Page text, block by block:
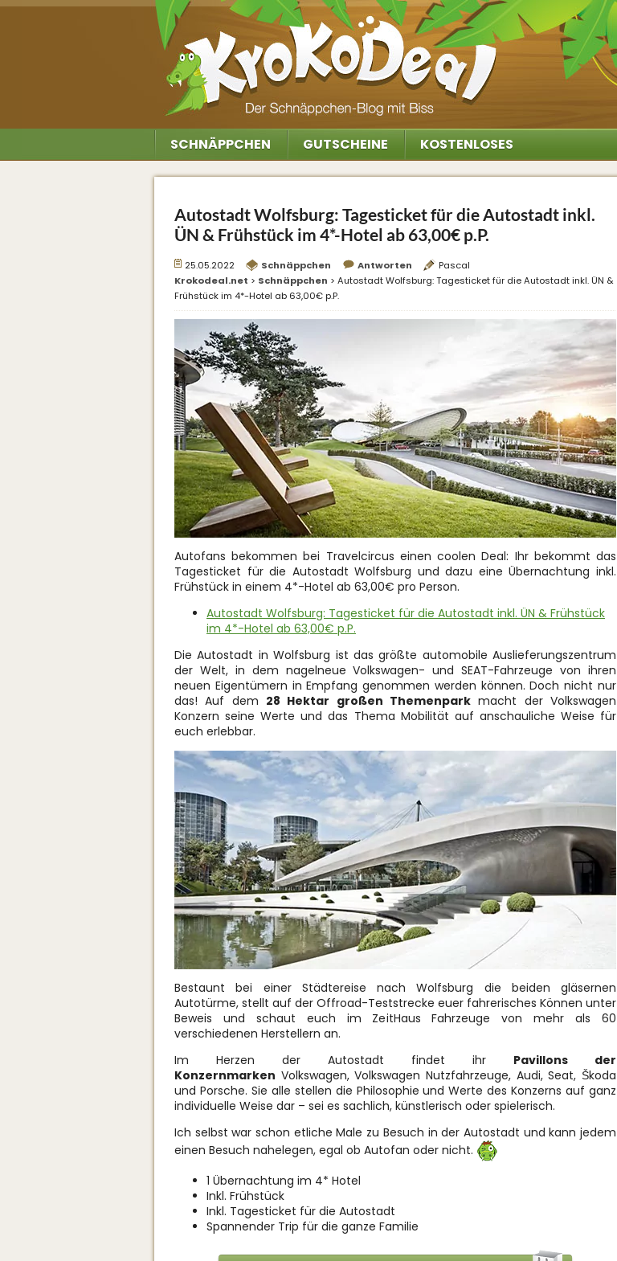
SCHNÄPPCHEN GUTSCHEINE KOSTENLOSES
Autostadt Wolfsburg: Tagesticket für die Autostadt inkl.
ÜN & Frühstück im 4*-Hotel ab 63,00€ p.P.
25.05.2022 Schnäppchen Antworten
Pascal
Krokodeal.net > Schnäppchen > Autostadt Wolfsburg: Tagesticket für die Autostadt inkl. ÜN &
Frühstück im 4*-Hotel ab 63,00€ p.P.
Autofans bekommen bei Travelcircus einen coolen Deal: Ihr bekommt das
Tagesticket für die Autostadt Wolfsburg und dazu eine Übernachtung inkl.
Frühstück in einem 4*-Hotel ab 63,00€ pro Person.
Autostadt Wolfsburg: Tagesticket für die Autostadt inkl. ÜN & Frühstück
im 4*-Hotel ab 63,00€ p.P.
Die Autostadt in Wolfsburg ist das größte automobile Auslieferungszentrum
der Welt, in dem nagelneue Volkswagen- und SEAT-Fahrzeuge von ihren
neuen Eigentümern in Empfang genommen werden können. Doch nicht nur
das! Auf dem 28 Hektar großen Themenpark macht der Volkswagen
Konzern seine Werte und das Thema Mobilität auf anschauliche Weise für
euch erlebbar.
Bestaunt bei einer Städtereise nach Wolfsburg die beiden gläsernen
Autotürme, stellt auf der Offroad-Teststrecke euer fahrerisches Können unter
Beweis und schaut euch im ZeitHaus Fahrzeuge von mehr als 60
verschiedenen Herstellern an.
Im Herzen der Autostadt findet ihr Pavillons der
Konzernmarken Volkswagen, Volkswagen Nutzfahrzeuge, Audi, Seat, Škoda
und Porsche. Sie alle stellen die Philosophie und Werte des Konzerns auf ganz
individuelle Weise dar – sei es sachlich, künstlerisch oder spielerisch.
Ich selbst war schon etliche Male zu Besuch in der Autostadt und kann jedem
einen Besuch nahelegen, egal ob Autofan oder nicht.
1 Übernachtung im 4* Hotel
Inkl. Frühstück
Inkl. Tagesticket für die Autostadt
Spannender Trip für die ganze Familie